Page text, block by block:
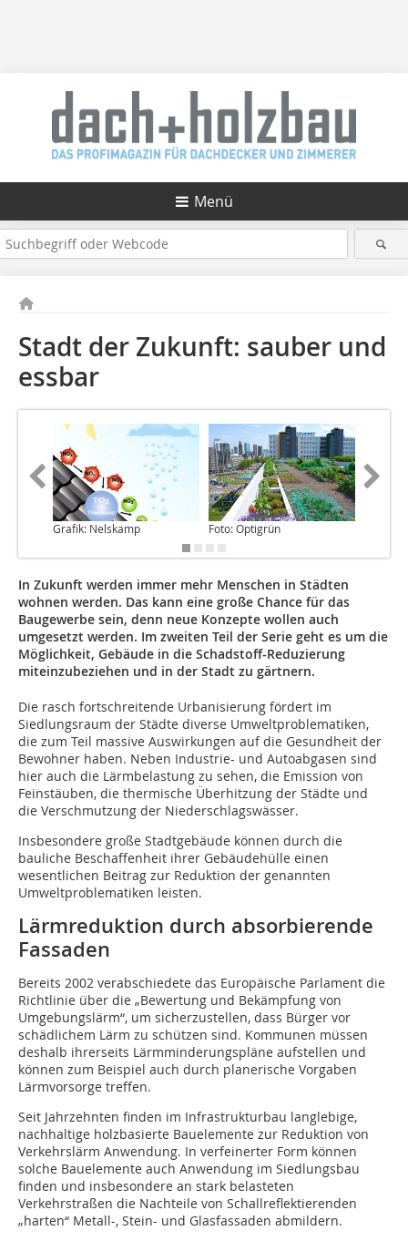
Menü
Stadt der Zukunft: sauber und
essbar
Grafik: Nelskamp Foto: Optigrün
In Zukunft werden immer mehr Menschen in Städten
wohnen werden. Das kann eine große Chance für das
Baugewerbe sein, denn neue Konzepte wollen auch
umgesetzt werden. Im zweiten Teil der Serie geht es um die
Möglichkeit, Gebäude in die Schadstoff-Reduzierung
miteinzubeziehen und in der Stadt zu gärtnern.
Die rasch fortschreitende Urbanisierung fördert im
Siedlungsraum der Städte diverse Umweltproblematiken,
die zum Teil massive Auswirkungen auf die Gesundheit der
Bewohner haben. Neben Industrie- und Autoabgasen sind
hier auch die Lärmbelastung zu sehen, die Emission von
Feinstäuben, die thermische Überhitzung der Städte und
die Verschmutzung der Niederschlagswässer.
Insbesondere große Stadtgebäude können durch die
bauliche Beschaffenheit ihrer Gebäudehülle einen
wesentlichen Beitrag zur Reduktion der genannten
Umweltproblematiken leisten.
Lärmreduktion durch absorbierende
Fassaden
Bereits 2002 verabschiedete das Europäische Parlament die
Richtlinie über die „Bewertung und Bekämpfung von
Umgebungslärm“, um sicherzustellen, dass Bürger vor
schädlichem Lärm zu schützen sind. Kommunen müssen
deshalb ihrerseits Lärmminderungspläne aufstellen und
können zum Beispiel auch durch planerische Vorgaben
Lärmvorsorge treffen.
Seit Jahrzehnten finden im Infrastrukturbau langlebige,
nachhaltige holzbasierte Bauelemente zur Reduktion von
Verkehrslärm Anwendung. In verfeinerter Form können
solche Bauelemente auch Anwendung im Siedlungsbau
finden und insbesondere an stark belasteten
Verkehrstraßen die Nachteile von Schallreflektierenden
„harten“ Metall-, Stein- und Glasfassaden ab­­mildern.